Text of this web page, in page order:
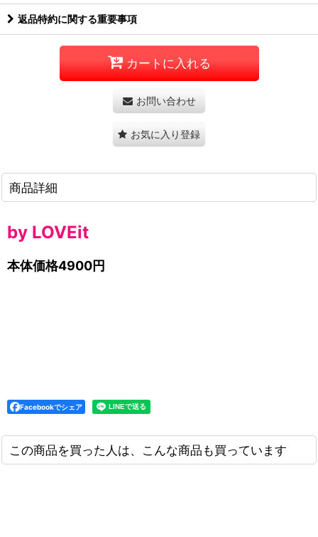
返品特約に関する重要事項
カートに入れる
お問い合わせ
お気に入り登録
商品詳細
by LOVEit
本体価格4900円
Facebookでシェア
この商品を買った人は、こんな商品も買っています